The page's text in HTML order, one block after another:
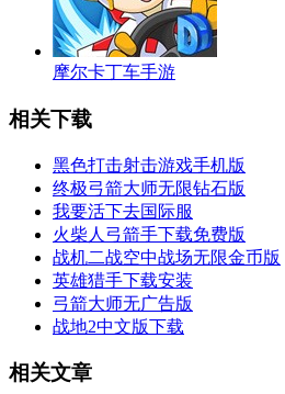
摩尔卡丁车手游
相关下载
黑色打击射击游戏手机版
终极弓箭大师无限钻石版
我要活下去国际服
火柴人弓箭手下载免费版
战机二战空中战场无限金币版
英雄猎手下载安装
弓箭大师无广告版
战地2中文版下载
相关文章